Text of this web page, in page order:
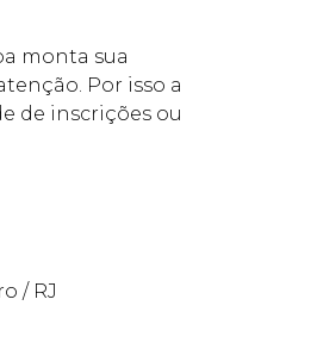
monta sua
Por isso a
de inscrições ou
/ RJ